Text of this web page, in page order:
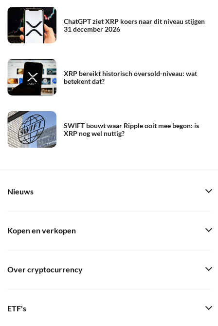
ChatGPT ziet XRP koers naar dit niveau stijgen
31 december 2026
XRP bereikt historisch oversold-niveau: wat
betekent dat?
SWIFT bouwt waar Ripple ooit mee begon: is
XRP nog wel nuttig?
Nieuws
Kopen en verkopen
Over cryptocurrency
ETF's